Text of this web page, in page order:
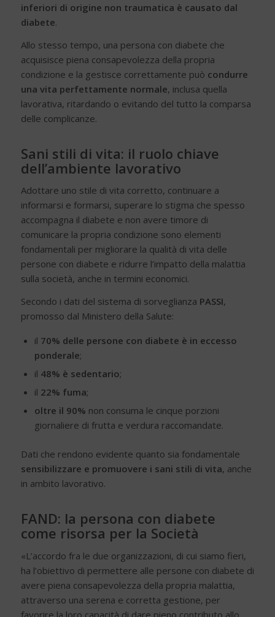
inferiori di origine non traumatica è causato dal
diabete.
Allo stesso tempo, una persona con diabete che
acquisisce piena consapevolezza della propria
condizione e la gestisce correttamente può condurre
una vita perfettamente normale, inclusa quella
lavorativa, ritardando o evitando del tutto la comparsa
delle complicanze.
Sani stili di vita: il ruolo chiave
dell’ambiente lavorativo
Adottare uno stile di vita corretto, continuare a
informarsi e formarsi, superare lo stigma che spesso
accompagna il diabete e non avere timore di
comunicare la propria condizione sono elementi
fondamentali per migliorare la qualità di vita delle
persone con diabete e ridurre l’impatto della malattia
sulla società, anche in termini economici.
Secondo i dati del sistema di sorveglianza PASSI,
promosso dal Ministero della Salute:
il 70% delle persone con diabete è in eccesso
ponderale;
il 48% è sedentario;
il 22% fuma;
oltre il 90% non consuma le cinque porzioni
giornaliere di frutta e verdura raccomandate.
Dati che rendono evidente quanto sia fondamentale
sensibilizzare e promuovere i sani stili di vita, anche
in ambito lavorativo.
FAND: la persona con diabete
come risorsa per la Società
«L’accordo fra le due organizzazioni, di cui siamo fieri,
ha l’obiettivo di permettere alle persone con diabete di
avere piena consapevolezza della propria malattia,
attraverso una serena e corretta gestione, per
favorire la loro capacità di dare pieno contributo allo